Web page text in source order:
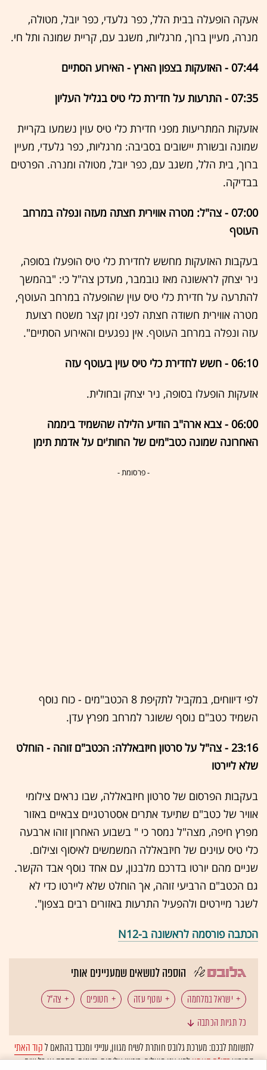
אעקה הופעלה בבית הלל, כפר גלעדי, כפר יובל, מטולה,
מנרה, מעיין ברוך, מרגליות, משגב עם, קריית שמונה ותל חי.
07:44 - האזעקות בצפון הארץ - האירוע הסתיים
07:35 - התרעות על חדירת כלי טיס בגליל העליון
אזעקות המתריעות מפני חדירת כלי טיס עוין נשמעו בקריית
שמונה ובשורת יישובים בסביבה: מרגליות, כפר גלעדי, מעיין
ברוך, בית הלל, משגב עם, כפר יובל, מטולה ומנרה. הפרטים
בבדיקה.
07:00 - צה"ל: מטרה אווירית חצתה מעזה ונפלה במרחב
העוטף
בעקבות האזעקות מחשש לחדירת כלי טיס הופעלו בסופה,
ניר יצחק לראשונה מאז נובמבר, מעדכן צה"ל כי: "בהמשך
להתרעה על חדירת כלי טיס עוין שהופעלה במרחב העוטף,
מטרה אווירית חשודה חצתה לפני זמן קצר משטח רצועת
עזה ונפלה במרחב העוטף. אין נפגעים והאירוע הסתיים".
06:10 - חשש לחדירת כלי טיס עוין בעוטף עזה
אזעקות הופעלו בסופה, ניר יצחק ובחולית.
06:00 - צבא ארה"ב הודיע הלילה שהשמיד ביממה
האחרונה שמונה כטב"מים של החות'ים על אדמת תימן
- פרסומת -
לפי דיווחים, במקביל לתקיפת 8 הכטב"מים - כוח נוסף
השמיד כטב"ם נוסף ששוגר למרחב מפרץ עדן.
23:16 - צה"ל על סרטון חיזבאללה: הכטב"ם זוהה - הוחלט
שלא ליירטו
בעקבות הפרסום של סרטון חיזבאללה, שבו נראים צילומי
אוויר של כטב"ם שתיעד אתרים אסטרטגיים צבאיים באזור
מפרץ חיפה, מצה"ל נמסר כי " בשבוע האחרון זוהו ארבעה
כלי טיס עוינים של חיזבאללה המשמשים לאיסוף וצילום.
שניים מהם יורטו בדרכם מלבנון, עם אחד נוסף אבד הקשר.
גם הכטב"ם הרביעי זוהה, אך הוחלט שלא ליירטו כדי לא
לשגר מיירטים ולהפעיל התרעות באזורים רבים בצפון".
הכתבה פורסמה לראשונה ב-N12
הוספה לנושאים שמעניינים אותי
ישראל במלחמה עוטף עזה חטופים צה"ל
כל תגיות הכתבה
לתשומת לבכם: מערכת גלובס חותרת לשיח מגוון, ענייני ומכבד בהתאם לקוד האתי
המופיעבדו"ח האמוןלפיו אנו פועלים. ביטויי אלימות, גזענות, הסתה או כל שיח